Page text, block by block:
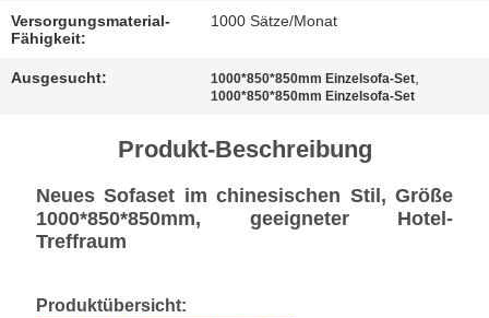
Versorgungsmaterial-
Fähigkeit:
1000 Sätze/Monat
Ausgesucht: 1000*850*850mm Einzelsofa-Set
1000*850*850mm Einzelsofa-Set
Produkt-Beschreibung
Neues Sofaset im chinesischen Stil, Größe
1000*850*850mm, geeigneter Hotel-
Treffraum
Produktübersicht: